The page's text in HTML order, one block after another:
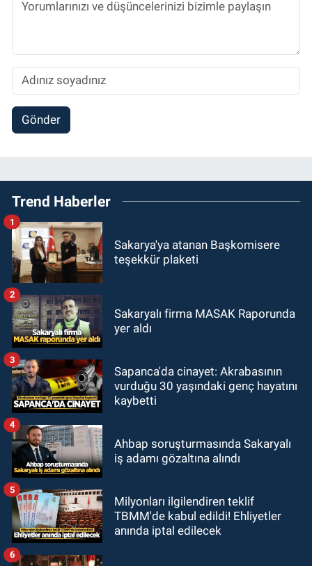
Gönder
Trend Haberler
Sakarya'ya atanan Başkomisere
teşekkür plaketi
1
Sakaryalı firma MASAK Raporunda
yer aldı
2
Sapanca'da cinayet: Akrabasının
vurduğu 30 yaşındaki genç hayatını
kaybetti
3
Ahbap soruşturmasında Sakaryalı
iş adamı gözaltına alındı
4
Milyonları ilgilendiren teklif
TBMM'de kabul edildi! Ehliyetler
anında iptal edilecek
5
6